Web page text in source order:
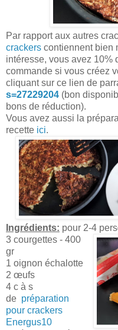
Par rapport aux autres
crackers contiennent bien
intéresse, vous avez 10%
commande si vous créez
cliquant sur ce lien de
s=27229204 (bon
bons de réduction).
Vous avez aussi la
recette ici.
Ingrédients: pour 2-4
3 courgettes - 400
gr
1 oignon échalotte
2 œufs
4 c à s
de préparation
pour crackers
Energus10